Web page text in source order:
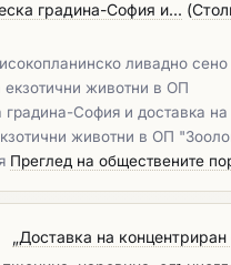
градина-София и... (
ливадно сено
екзотични животни в ОП
градина-София и доставка
животни в ОП
Преглед на обществените
„Доставка на